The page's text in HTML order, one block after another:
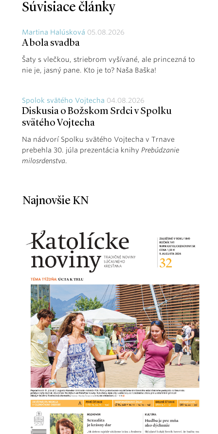
Súvisiace články
Martina Halúsková 05.08.2026
A bola svadba
Šaty s vlečkou, striebrom vyšívané, ale princezná to
nie je, jasný pane. Kto je to? Naša Baška!
Spolok svätého Vojtecha 04.08.2026
Diskusia o Božskom Srdci v Spolku
svätého Vojtecha
Na nádvorí Spolku svätého Vojtecha v Trnave
prebehla 30. júla prezentácia knihy Prebúdzanie
milosrdenstva.
Najnovšie KN